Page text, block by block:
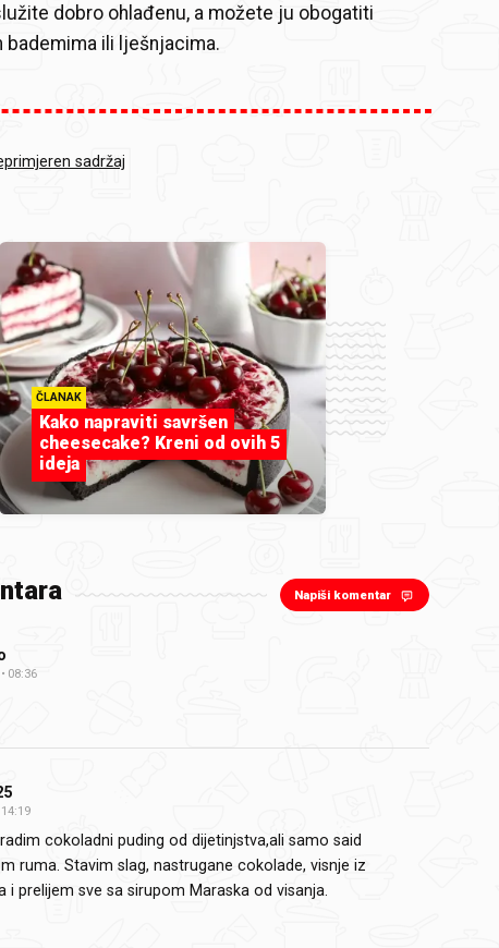
dobro ohlađenu, a možete ju obogatiti
bademima ili lješnjacima.
sadržaj
ČLANAK
Kako napraviti savršen
cheesecake? Kreni od ovih 5
ideja
Napiši komentar
08:36
14:19
cokoladni puding od dijetinjstva,ali samo said
ruma. Stavim slag, nastrugane cokolade, visnje iz
i prelijem sve sa sirupom Maraska od visanja.